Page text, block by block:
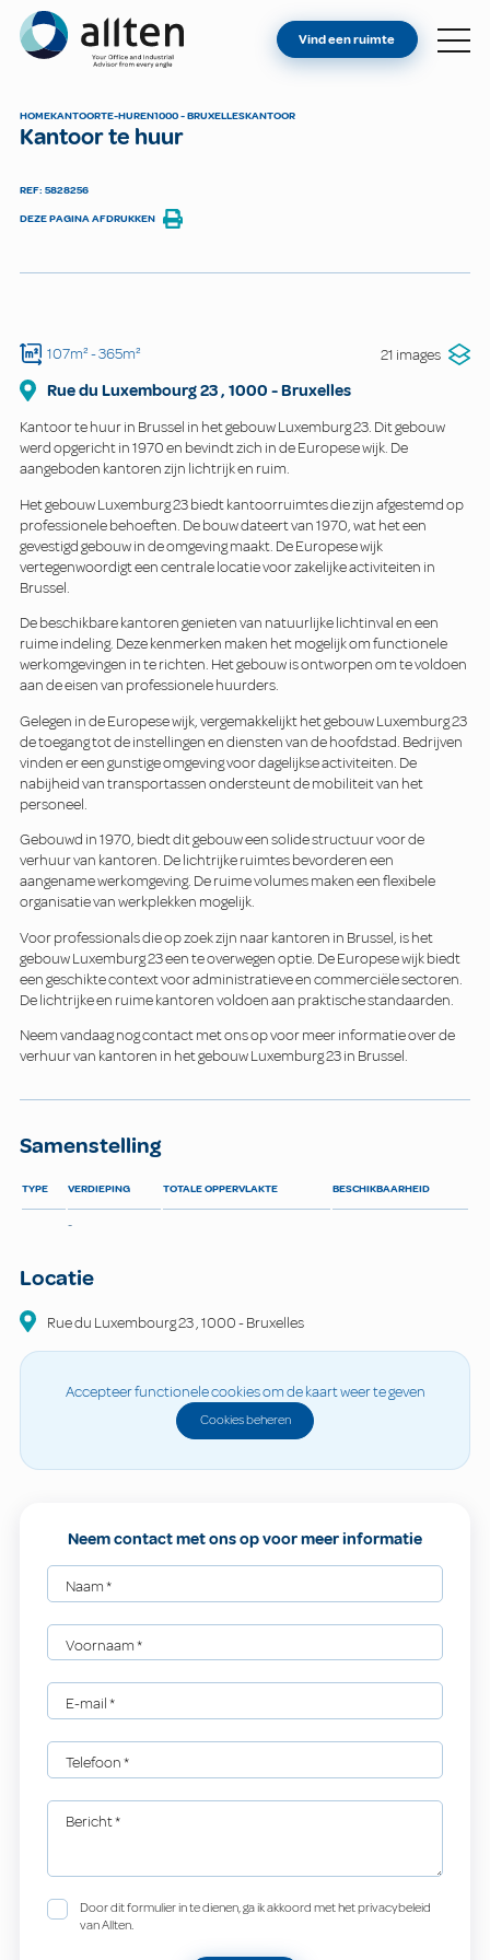
Allten
VIND EEN RUIMTE
Vind een ruimte
HOMEKANTOORTE-HUREN1000 - BRUXELLESKANTOOR
Kantoor te huur
REF: 5828256
DEZE PAGINA AFDRUKKEN
107m²- 365m² 21 images
Rue du Luxembourg23, 1000 -Bruxelles
Kantoor te huur in Brussel in het gebouw Luxemburg 23. Dit gebouw
werd opgericht in 1970 en bevindt zich in de Europese wijk. De
aangeboden kantoren zijn lichtrijk en ruim.
Het gebouw Luxemburg 23 biedt kantoorruimtes die zijn afgestemd op
professionele behoeften. De bouw dateert van 1970, wat het een
gevestigd gebouw in de omgeving maakt. De Europese wijk
vertegenwoordigt een centrale locatie voor zakelijke activiteiten in
Brussel.
De beschikbare kantoren genieten van natuurlijke lichtinval en een
ruime indeling. Deze kenmerken maken het mogelijk om functionele
werkomgevingen in te richten. Het gebouw is ontworpen om te voldoen
aan de eisen van professionele huurders.
Gelegen in de Europese wijk, vergemakkelijkt het gebouw Luxemburg 23
de toegang tot de instellingen en diensten van de hoofdstad. Bedrijven
vinden er een gunstige omgeving voor dagelijkse activiteiten. De
nabijheid van transportassen ondersteunt de mobiliteit van het
personeel.
Gebouwd in 1970, biedt dit gebouw een solide structuur voor de
verhuur van kantoren. De lichtrijke ruimtes bevorderen een
aangename werkomgeving. De ruime volumes maken een flexibele
organisatie van werkplekken mogelijk.
Voor professionals die op zoek zijn naar kantoren in Brussel, is het
gebouw Luxemburg 23 een te overwegen optie. De Europese wijk biedt
een geschikte context voor administratieve en commerciële sectoren.
De lichtrijke en ruime kantoren voldoen aan praktische standaarden.
Neem vandaag nog contact met ons op voor meer informatie over de
verhuur van kantoren in het gebouw Luxemburg 23 in Brussel.
Samenstelling
TYPE VERDIEPING TOTALE OPPERVLAKTE BESCHIKBAARHEID
-
Locatie
Rue du Luxembourg23,1000-Bruxelles
Accepteer functionele cookies om de kaart weer te geven
Cookies beheren
Neem contact met ons op voor meer informatie
Naam*
Voornaam*
E-mail*
Telefoon*
Bericht*
Door dit formulier in te dienen, ga ik akkoord met het privacybeleid
van Allten.